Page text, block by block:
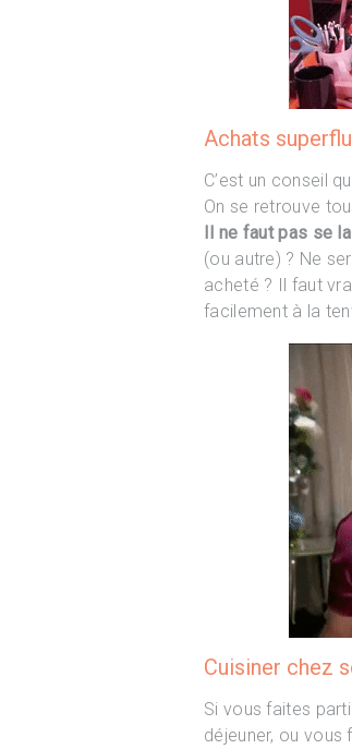
Achats
C’est un conseil
On se retrouve
Il ne faut pas se
(ou autre) ? Ne
acheté ? Il faut
facilement à la
Cuisiner chez
Si vous faites
déjeuner, ou